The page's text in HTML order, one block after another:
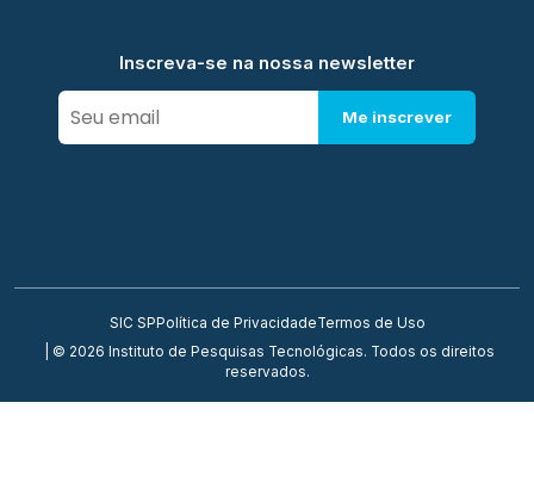
Inscreva-se na nossa newsletter
Me inscrever
SIC SP Política de PrivacidadeTermos de Uso
| © 2026 Instituto de Pesquisas Tecnológicas. Todos os direitos
reservados.